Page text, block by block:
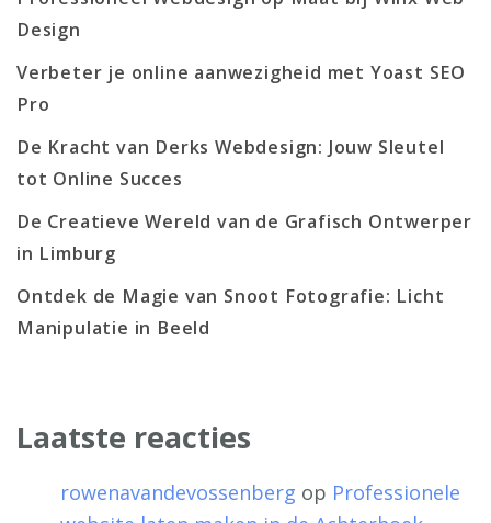
Design
Verbeter je online aanwezigheid met Yoast SEO
Pro
De Kracht van Derks Webdesign: Jouw Sleutel
tot Online Succes
De Creatieve Wereld van de Grafisch Ontwerper
in Limburg
Ontdek de Magie van Snoot Fotografie: Licht
Manipulatie in Beeld
Laatste reacties
rowenavandevossenberg op Professionele